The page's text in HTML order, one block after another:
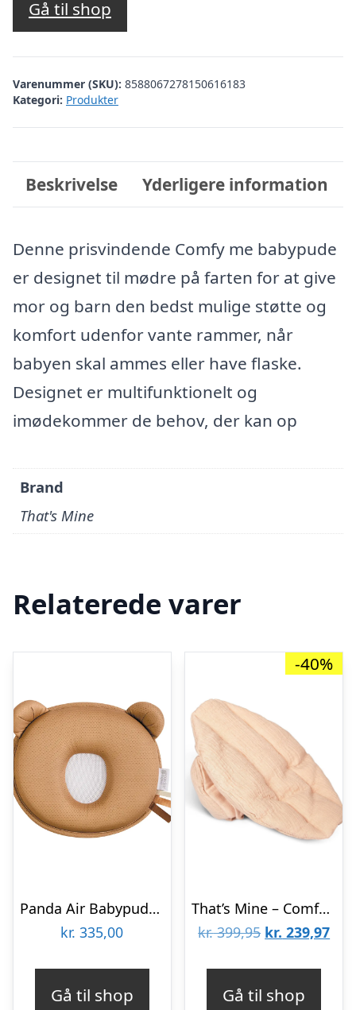
pris
var:
kr. 399,95.kr. 199,99.
Gå til shop
Varenummer (SKU): 8588067278150616183
Kategori: Produkter
Beskrivelse Yderligere information
Denne prisvindende Comfy me babypude
er designet til mødre på farten for at give
mor og barn den bedst mulige støtte og
komfort udenfor vante rammer, når
babyen skal ammes eller have flaske.
Designet er multifunktionelt og
imødekommer de behov, der kan op
Brand
That's Mine
Relaterede varer
Panda Air Babypude – Karamel
kr. 335,00
Gå til shop
-40%
That’s Mine – Comfy me – Rose
kr.399,95 Den
kr. 239,97Den
Gå til shop